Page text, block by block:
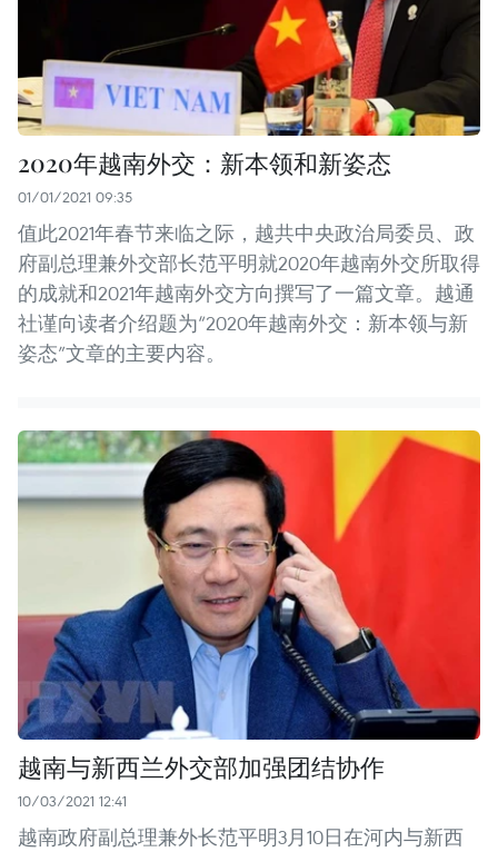
2020年越南外交：新本领和新姿态
01/01/2021 09:35
值此2021年春节来临之际，越共中央政治局委员、政
府副总理兼外交部长范平明就2020年越南外交所取得
的成就和2021年越南外交方向撰写了一篇文章。越通
社谨向读者介绍题为“2020年越南外交：新本领与新
姿态”文章的主要内容。
越南与新西兰外交部加强团结协作
10/03/2021 12:41
越南政府副总理兼外长范平明3月10日在河内与新西